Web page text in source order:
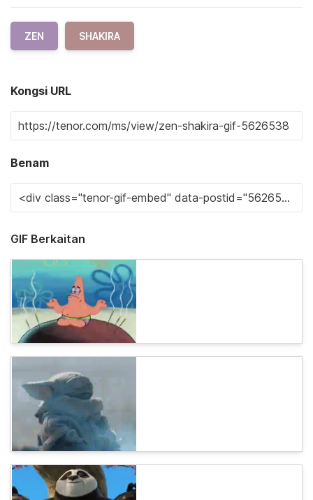
ZEN SHAKIRA
Kongsi URL
Benam
GIF Berkaitan